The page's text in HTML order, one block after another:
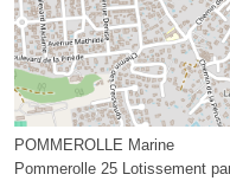
POMMEROLLE Marine
Pommerolle 25 Lotissement